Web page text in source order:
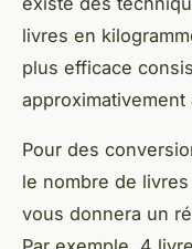
livres en
plus efficace
Pour des
le nombre de
vous donnera un